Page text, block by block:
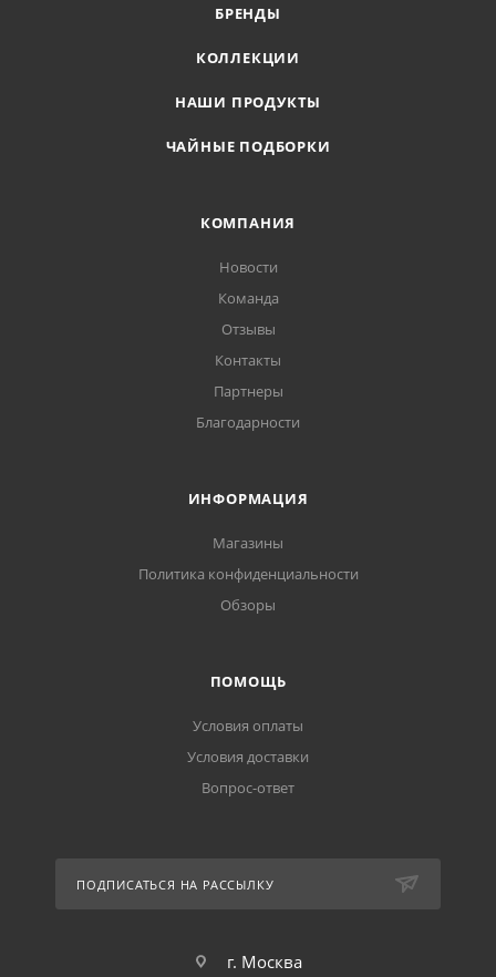
БРЕНДЫ
КОЛЛЕКЦИИ
НАШИ ПРОДУКТЫ
ЧАЙНЫЕ ПОДБОРКИ
КОМПАНИЯ
Новости
Команда
Отзывы
Контакты
Партнеры
Благодарности
ИНФОРМАЦИЯ
Магазины
Политика конфиденциальности
Обзоры
ПОМОЩЬ
Условия оплаты
Условия доставки
Вопрос-ответ
ПОДПИСАТЬСЯ НА РАССЫЛКУ
г. Москва